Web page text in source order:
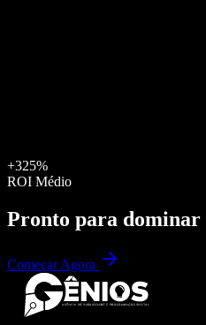
+325%
ROI Médio
Pronto para dominar
Começar Agora